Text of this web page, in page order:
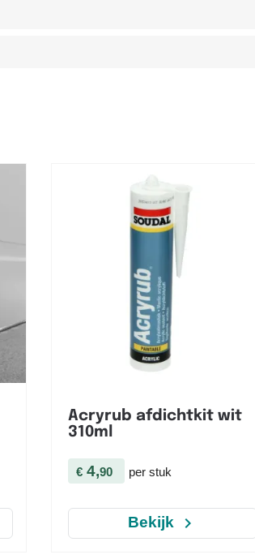
Acryrub afdichtkit wit
310ml
€4,90 per stuk
Bekijk navigate_next